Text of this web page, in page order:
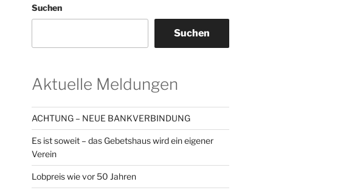
Suchen
Suchen
Aktuelle Meldungen
ACHTUNG – NEUE BANKVERBINDUNG
Es ist soweit – das Gebetshaus wird ein eigener
Verein
Lobpreis wie vor 50 Jahren